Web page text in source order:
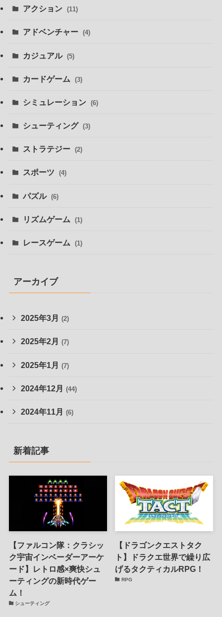
アクション (11)
アドベンチャー (4)
カジュアル (5)
カードゲーム (3)
シミュレーション (6)
シューティング (3)
ストラテジー (2)
スポーツ (4)
パズル (6)
リズムゲーム (1)
レースゲーム (1)
アーカイブ
2025年3月 (2)
2025年2月 (7)
2025年1月 (7)
2024年12月 (44)
2024年11月 (6)
新着記事
【ファルコン隊：クラシッ
ク宇宙インベーダーアーケ
ード】レトロ感×爽快シュ
ーティングの新時代ゲー
ム！
シューティング
【ドラゴンクエストタク
ト】ドラクエ世界で繰り広
げるタクティカルRPG！
RPG